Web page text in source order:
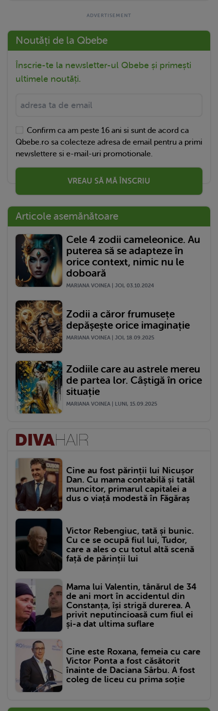
Noutăți de la Qbebe
Înscrie-te la newsletter-ul Qbebe și primești
ultimele noutăți.
Confirm ca am peste 16 ani si sunt de acord ca
Qbebe.ro sa colecteze adresa de email pentru a primi
newslettere si e-mail-uri promotionale.
VREAU SĂ MĂ ÎNSCRIU
Articole asemănătoare
Cele 4 zodii cameleonice. Au
puterea să se adapteze în
orice context, nimic nu le
doboară
MARIANA VOINEA | JOI, 03.10.2024
Zodii a căror frumusețe
depășește orice imaginație
MARIANA VOINEA | JOI, 18.09.2025
Zodiile care au astrele mereu
de partea lor. Câștigă în orice
situație
MARIANA VOINEA | LUNI, 15.09.2025
Cine au fost părinții lui Nicușor
Dan. Cu mama contabilă și tatăl
muncitor, primarul capitalei a
dus o viață modestă în Făgăraș
Victor Rebengiuc, tată și bunic.
Cu ce se ocupă fiul lui, Tudor,
care a ales o cu totul altă scenă
față de părinții lui
Mama lui Valentin, tânărul de 34
de ani mort în accidentul din
Constanța, își strigă durerea. A
privit neputincioasă cum fiul ei
și-a dat ultima suflare
Cine este Roxana, femeia cu care
Victor Ponta a fost căsătorit
înainte de Daciana Sârbu. A fost
coleg de liceu cu prima soție